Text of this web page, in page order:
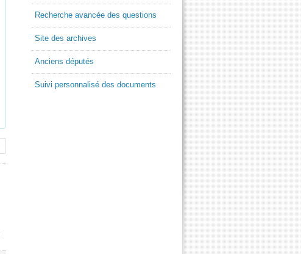
Recherche avancée des questions
Site des archives
Anciens députés
Suivi personnalisé des documents